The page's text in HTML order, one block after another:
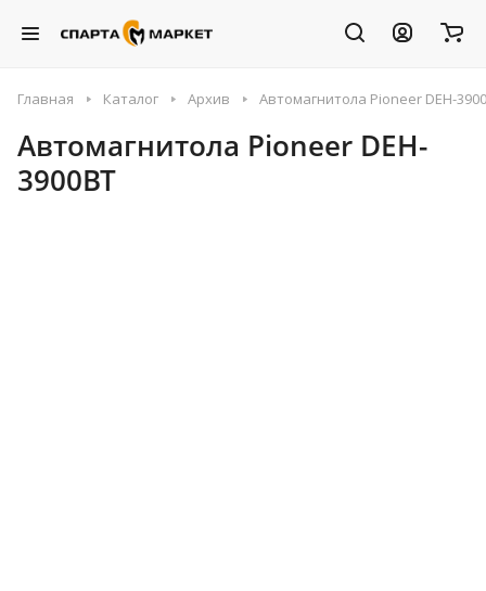
Главная Каталог Архив Автомагнитола Pioneer DEH-
Автомагнитола Pioneer DEH-
3900BT